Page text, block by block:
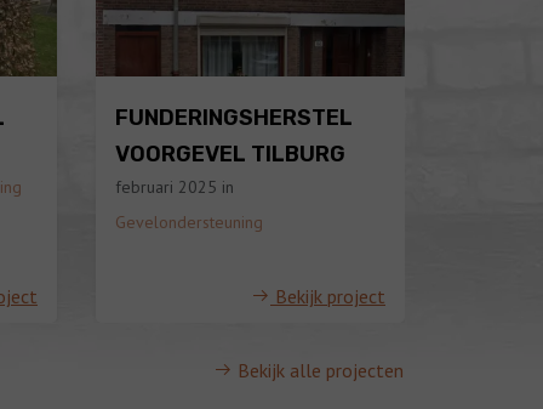
FUNDERINGSHERSTEL
VOORGEVEL TILBURG
februari 2025 in
Gevelondersteuning
Bekijk project
Bekijk alle projecten